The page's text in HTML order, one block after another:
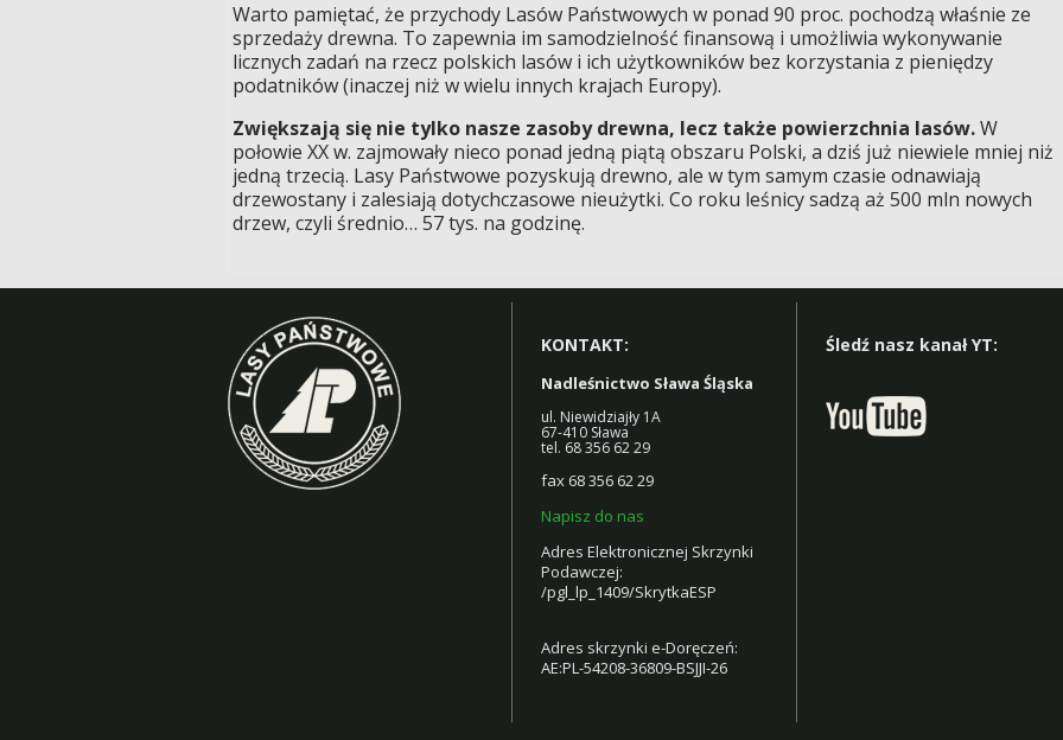
Warto pamiętać, że przychody Lasów Państwowych w ponad 90 proc. pochodzą właśnie ze
sprzedaży drewna. To zapewnia im samodzielność finansową i umożliwia wykonywanie
licznych zadań na rzecz polskich lasów i ich użytkowników bez korzystania z pieniędzy
podatników (inaczej niż w wielu innych krajach Europy).
Zwiększają się nie tylko nasze zasoby drewna, lecz także powierzchnia lasów.W
połowie XX w. zajmowały nieco ponad jedną piątą obszaru Polski, a dziś już niewiele mniej niż
jedną trzecią. Lasy Państwowe pozyskują drewno, ale w tym samym czasie odnawiają
drzewostany i zalesiają dotychczasowe nieużytki. Co roku leśnicy sadzą aż 500 mln nowych
drzew, czyli średnio… 57 tys. na godzinę.
KONTAKT:
Nadleśnictwo Sława Śląska
ul. Niewidziajły 1A
67-410 Sława
tel. 68 356 62 29
fax 68 356 62 29
Napisz do nas
Adres Elektronicznej Skrzynki
Podawczej:
/pgl_lp_1409/SkrytkaESP
Adres skrzynki e-Doręczeń:
AE:PL-54208-36809-BSJJI-26
Śledź nasz kanał YT: